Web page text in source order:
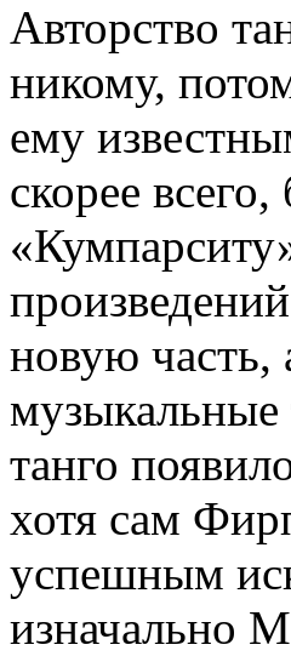
Авторство
никому,
ему
скорее
новую часть,
танго
хотя сам
успешным
изначально